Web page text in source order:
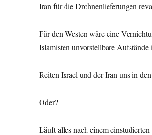
Iran für die Drohnenlieferungen
Für den Westen wäre eine
Islamisten unvorstellbare
Reiten Israel und der Iran uns in
Oder?
Läuft alles nach einem